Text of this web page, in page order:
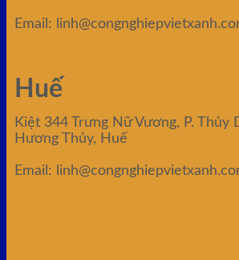
Email:
Huế
Kiệt 344 Trưng Nữ Vương, P. Thủy
Hương Thủy, Huế
Email: